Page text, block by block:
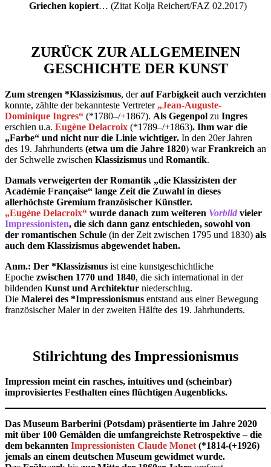
Griechen kopiert… (Zitat Kolja Reichert/FAZ 02.2017)
ZURÜCK ZUR ALLGEMEINEN
GESCHICHTE DER KUNST
Zum strengen *Klassizismus, derauf Farbigkeit auch verzichten
konnte, zählte der bekannteste Vertreter„Jean-Auguste-
Dominique Ingres“ (*1780–/+1867). Als Gegenpol zu Ingres
erschien u.a. Eugène Delacroix (*1789–/+1863). Ihm war die
„Farbe“ und nicht nur die Linie wichtiger. In den 20er Jahren
des 19. Jahrhunderts (etwa um die Jahre 1820) warFrankreich an
der Schwelle zwischen Klassizismus und Romantik.
Damals verweigerten der Romantik „die Klassizisten der
Académie Française“ lange Zeit die Zuwahl in dieses
allerhöchste Gremium französischer Künstler.
„Eugène Delacroix“ wurde danach zum weiteren Vorbild vieler
Impressionisten, die sich dann ganz entschieden, sowohl von
der romantischen Schule (in der Zeit zwischen 1795 und 1830) als
auch dem Klassizismus abgewendet haben.
Anm.: Der *Klassizismus ist eine kunstgeschichtliche
Epoche zwischen 1770 und 1840, die sich international in der
bildenden Kunst und Architektur niederschlug.
Die Malerei des *Impressionismus entstand aus einer Bewegung
französischer Maler in der zweiten Hälfte des 19. Jahrhunderts.
Stilrichtung des Impressionismus
Impression meint ein rasches, intuitives und (scheinbar)
improvisiertes Festhalten eines flüchtigen Augenblicks.
Das Museum Barberini (Potsdam) präsentierte im Jahre 2020
mit über 100 Gemälden die umfangreichste Retrospektive – die
dem bekannten Impressionisten Claude Monet(*1814-(+1926)
jemals an einem deutschen Museum gewidmet wurde.